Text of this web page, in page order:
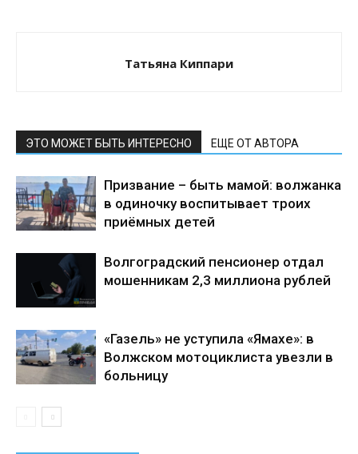
Татьяна Киппари
ЭТО МОЖЕТ БЫТЬ ИНТЕРЕСНО ЕЩЕ ОТ АВТОРА
Призвание – быть мамой: волжанка
в одиночку воспитывает троих
приёмных детей
Волгоградский пенсионер отдал
мошенникам 2,3 миллиона рублей
«Газель» не уступила «Ямахе»: в
Волжском мотоциклиста увезли в
больницу